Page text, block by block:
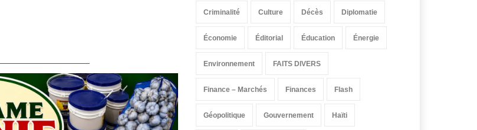
Criminalité Culture Décès Diplomatie
Économie Éditorial Éducation Énergie
Environnement FAITS DIVERS
Finance – Marchés Finances Flash
Géopolitique Gouvernement Haïti